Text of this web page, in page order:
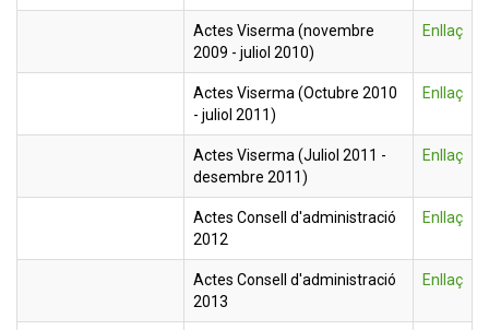
Actes Viserma (novembre
2009 - juliol 2010)
Enllaç
Actes Viserma (Octubre 2010
- juliol 2011)
Enllaç
Actes Viserma (Juliol 2011 -
desembre 2011)
Enllaç
Actes Consell d'administració
2012
Enllaç
Actes Consell d'administració
2013
Enllaç